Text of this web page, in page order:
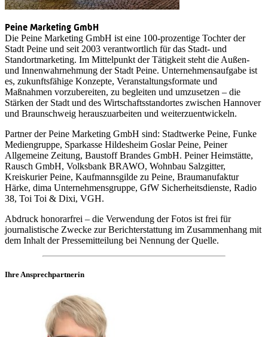
Peine Marketing GmbH
Die Peine Marketing GmbH ist eine 100-prozentige Tochter der
Stadt Peine und seit 2003 verantwortlich für das Stadt- und
Standortmarketing. Im Mittelpunkt der Tätigkeit steht die Außen-
und Innenwahrnehmung der Stadt Peine. Unternehmensaufgabe ist
es, zukunftsfähige Konzepte, Veranstaltungsformate und
Maßnahmen vorzubereiten, zu begleiten und umzusetzen – die
Stärken der Stadt und des Wirtschaftsstandortes zwischen Hannover
und Braunschweig herauszuarbeiten und weiterzuentwickeln.
Partner der Peine Marketing GmbH sind: Stadtwerke Peine, Funke
Mediengruppe, Sparkasse Hildesheim Goslar Peine, Peiner
Allgemeine Zeitung, Baustoff Brandes GmbH. Peiner Heimstätte,
Rausch GmbH, Volksbank BRAWO, Wohnbau Salzgitter,
Kreiskurier Peine, Kaufmannsgilde zu Peine, Braumanufaktur
Härke, dima Unternehmensgruppe, GfW Sicherheitsdienste, Radio
38, Toi Toi & Dixi, VGH.
Abdruck honorarfrei – die Verwendung der Fotos ist frei für
journalistische Zwecke zur Berichterstattung im Zusammenhang mit
dem Inhalt der Pressemitteilung bei Nennung der Quelle.
Ihre Ansprechpartnerin